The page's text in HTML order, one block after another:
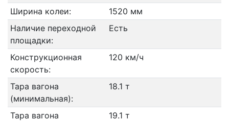
Ширина колеи:
1520 мм
Наличие переходной
площадки:
Есть
Конструкционная
скорость:
120 км/ч
Тара вагона
(минимальная):
18.1 т
Тара вагона
19.1 т